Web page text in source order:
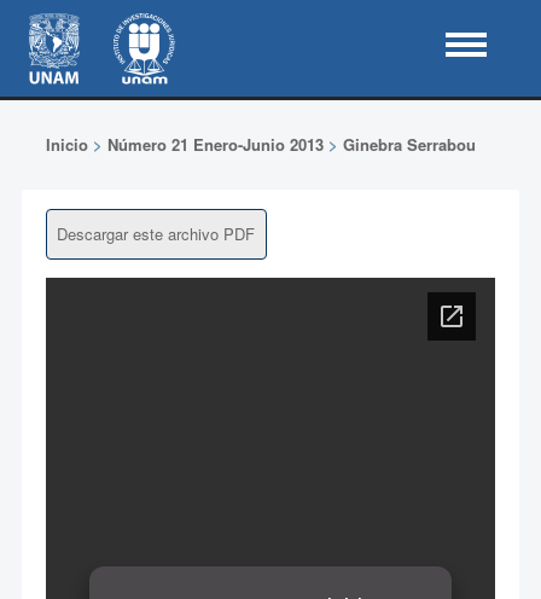
Inicio> Número 21 Enero-Junio 2013> Ginebra Serrabou
Descargar este archivo PDF